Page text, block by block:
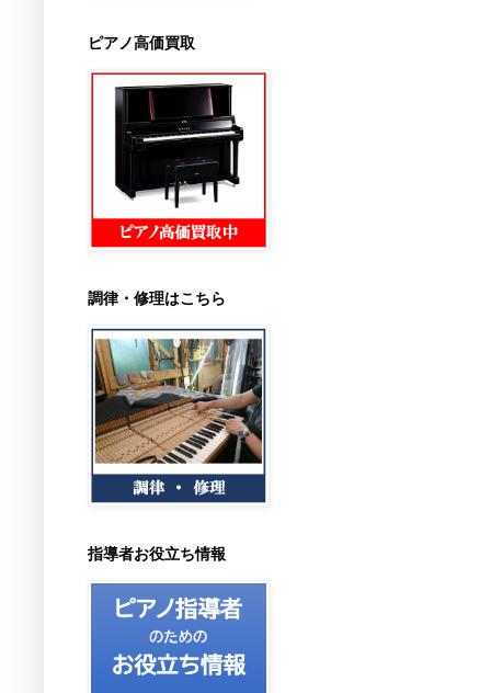
ピアノ高価買取
調律・修理はこちら
指導者お役立ち情報